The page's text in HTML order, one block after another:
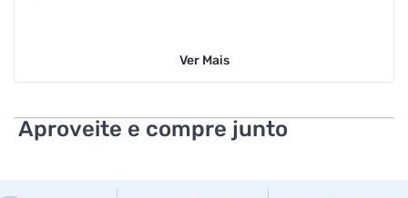
Ver Mais
Aproveite e compre junto